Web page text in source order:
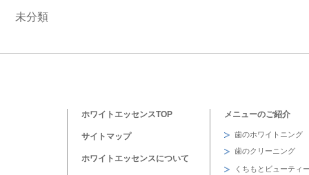
未分類
ホワイトエッセンスTOP
サイトマップ
ホワイトエッセンスについて
メニューのご紹介
歯のホワイトニング
歯のクリーニング
くちもとビューティ